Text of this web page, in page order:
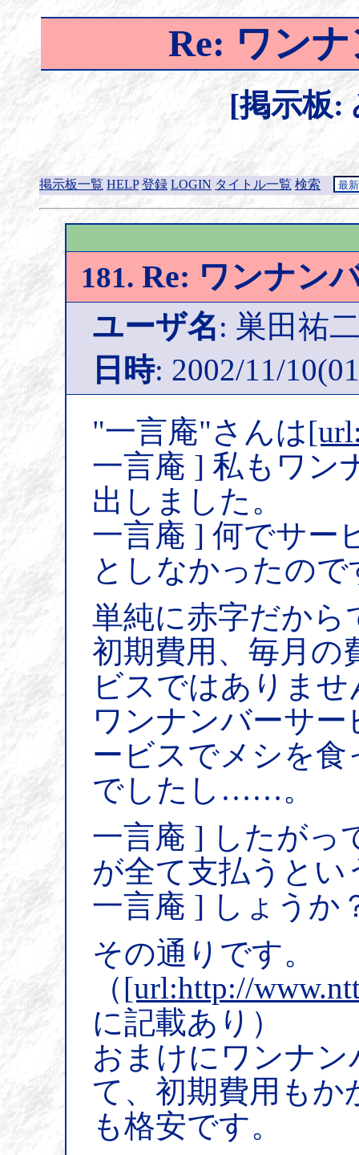
Re: ワン
[掲示板:
掲示板一覧 HELP 登録 LOGIN タイトル一覧 検索
181. Re: ワンナン
ユーザ名: 巣田祐
日時: 2002/11/
"一言庵"さんは
一言庵 ] 私もワン
出しました。
一言庵 ] 何でサー
としなかったので
単純に赤字だから
初期費用、毎月の
ビスではありま
ワンナンバーサ
ービスでメシを
でしたし……。
一言庵 ] したがっ
が全て支払うと
一言庵 ] しょうか
その通りです。
（[url:http://
に記載あり）
おまけにワンナ
て、初期費用もか
も格安です。